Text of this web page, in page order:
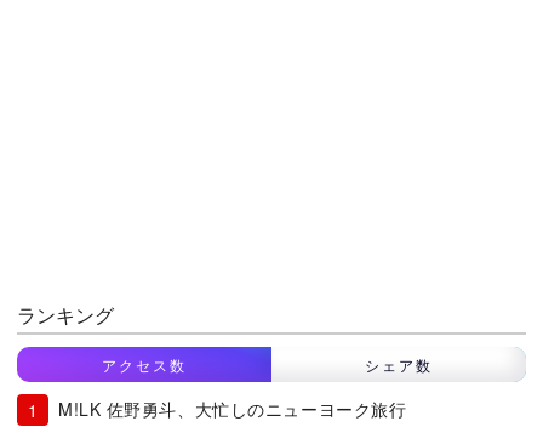
ランキング
アクセス数 シェア数
M!LK 佐野勇斗、大忙しのニューヨーク旅行